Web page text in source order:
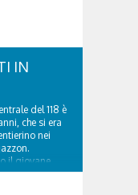
IN
del 118 è
che si era
nei
il giovane
di un